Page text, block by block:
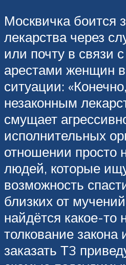
Москвичка боится
лекарства через
или почту в связи
арестами женщин
ситуации:
незаконным
смущает
исполнительных
отношении просто
людей, которые
возможность
близких от
найдётся какое-то
толкование
заказать Т3